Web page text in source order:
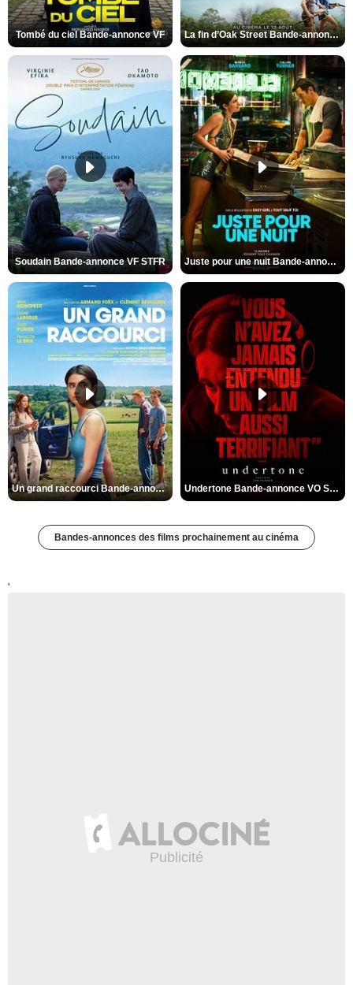
Tombé du ciel Bande-annonce VF La fin d’Oak Street Bande-annonce VO STFR
Soudain Bande-annonce VF STFR Juste pour une nuit Bande-annonce VO STFR
Un grand raccourci Bande-annonce VF Undertone Bande-annonce VO STFR
Bandes-annonces des films prochainement au cinéma
'